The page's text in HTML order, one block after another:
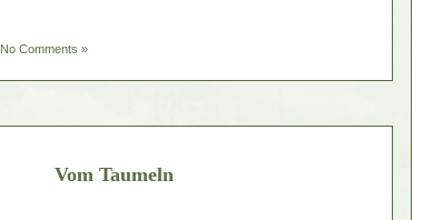
No Comments »
Vom Taumeln